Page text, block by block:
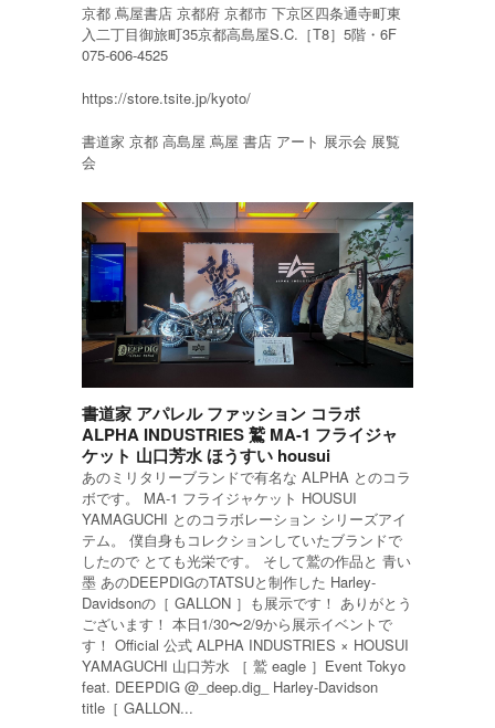
京都 蔦屋書店 京都府 京都市 下京区四条通寺町東
入二丁目御旅町35京都高島屋S.C.［T8］5階・6F
075-606-4525
https://store.tsite.jp/kyoto/
書道家 京都 高島屋 蔦屋 書店 アート 展示会 展覧
会
書道家 アパレル ファッション コラボ
ALPHA INDUSTRIES 鷲 MA-1 フライジャ
ケット 山口芳水 ほうすい housui
あのミリタリーブランドで有名な ALPHA とのコラ
ボです。 MA-1 フライジャケット HOUSUI
YAMAGUCHI とのコラボレーション シリーズアイ
テム。 僕自身もコレクションしていたブランドで
したので とても光栄です。 そして鷲の作品と 青い
墨 あのDEEPDIGのTATSUと制作した Harley-
Davidsonの［ GALLON ］も展示です！ ありがとう
ございます！ 本日1/30〜2/9から展示イベントで
す！ Official 公式 ALPHA INDUSTRIES × HOUSUI
YAMAGUCHI 山口芳水 ［ 鷲 eagle ］Event Tokyo
feat. DEEPDIG @_deep.dig_ Harley-Davidson
title［ GALLON...